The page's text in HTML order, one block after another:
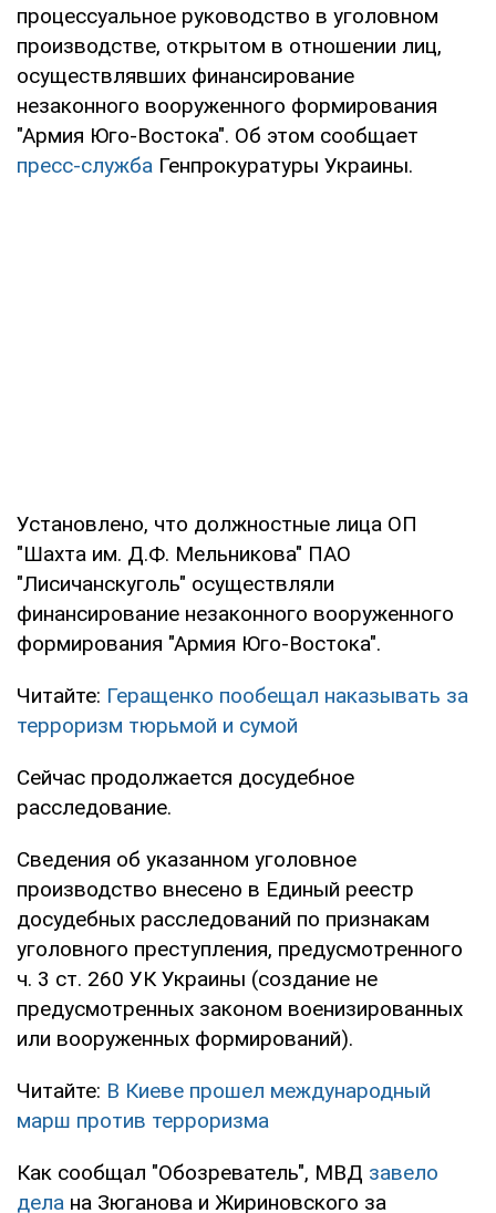
процессуальное руководство в уголовном
производстве, открытом в отношении лиц,
осуществлявших финансирование
незаконного вооруженного формирования
"Армия Юго-Востока". Об этом сообщает
пресс-служба Генпрокуратуры Украины.
Установлено, что должностные лица ОП
"Шахта им. Д.Ф. Мельникова" ПАО
"Лисичанскуголь" осуществляли
финансирование незаконного вооруженного
формирования "Армия Юго-Востока".
Читайте: Геращенко пообещал наказывать за
терроризм тюрьмой и сумой
Сейчас продолжается досудебное
расследование.
Сведения об указанном уголовное
производство внесено в Единый реестр
досудебных расследований по признакам
уголовного преступления, предусмотренного
ч. 3 ст. 260 УК Украины (создание не
предусмотренных законом военизированных
или вооруженных формирований).
Читайте: В Киеве прошел международный
марш против терроризма
Как сообщал "Обозреватель", МВД завело
дела на Зюганова и Жириновского за